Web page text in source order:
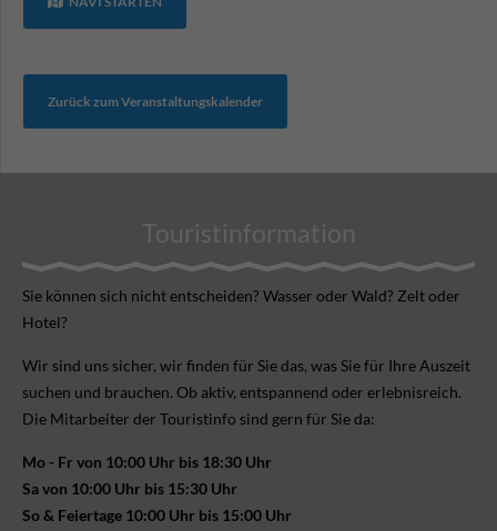
Zurück zum Veranstaltungskalender
Touristinformation
Sie können sich nicht ent­scheiden? Wasser oder Wald? Zelt oder
Hotel?
Wir sind uns sicher, wir finden für Sie das, was Sie für Ihre Aus­zeit
suchen und brauchen. Ob aktiv, ent­spannend oder erlebnis­reich.
Die Mitarbeiter der Touristinfo sind gern für Sie da:
Mo - Fr von 10:00 Uhr bis 18:30 Uhr
Sa von 10:00 Uhr bis 15:30 Uhr
So & Feiertage 10:00 Uhr bis 15:00 Uhr